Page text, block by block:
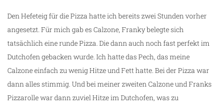
Den Hefeteig für die Pizza hatte ich bereits zwei Stunden vorher
angesetzt. Für mich gab es Calzone, Franky belegte sich
tatsächlich eine runde Pizza. Die dann auch noch fast perfekt im
Dutchofen gebacken wurde. Ich hatte das Pech, das meine
Calzone einfach zu wenig Hitze und Fett hatte. Bei der Pizza war
dann alles stimmig. Und bei meiner zweiten Calzone und Franks
Pizzarolle war dann zuviel Hitze im Dutchofen, was zu